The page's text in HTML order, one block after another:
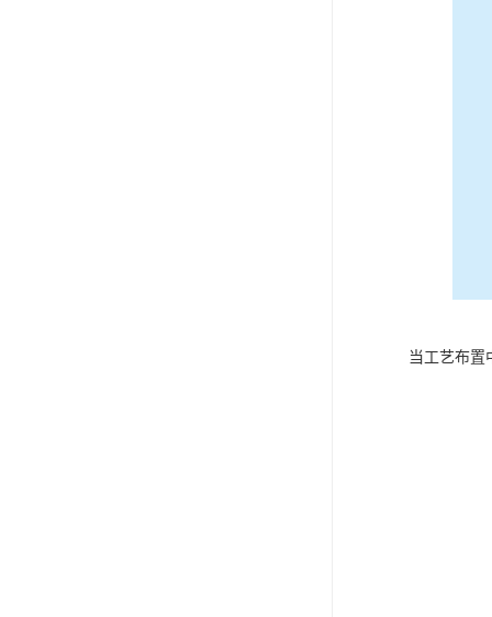
当工艺布置